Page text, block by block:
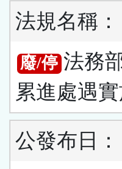
法規名稱：
廢/停 法務
累進處遇
公發布日：